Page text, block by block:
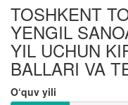
TOSHKENT
YENGIL
YIL UCHUN
BALLARI VA
O‘quv yili